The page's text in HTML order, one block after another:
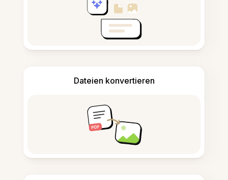
Dateien konvertieren